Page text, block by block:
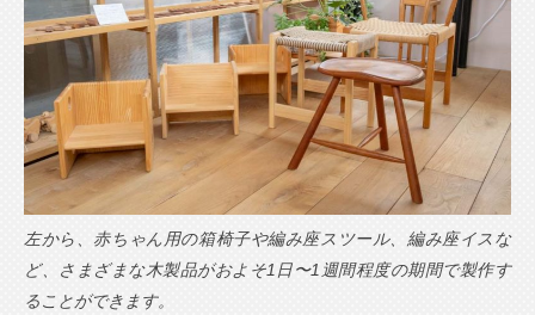
左から、赤ちゃん用の箱椅子や編み座スツール、編み座イスな
ど、さまざまな木製品がおよそ1日〜1週間程度の期間で製作す
ることができます。